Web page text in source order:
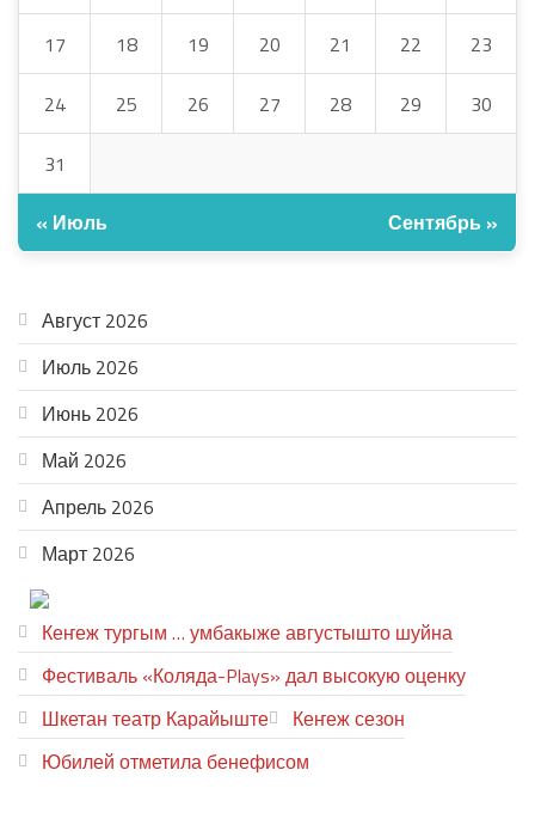
17 18 19 20 21 22 23
24 25 26 27 28 29 30
31
« Июль Сентябрь »
Август 2026
Июль 2026
Июнь 2026
Май 2026
Апрель 2026
Март 2026
Кеҥеж тургым … умбакыже августышто шуйна
Фестиваль «Коляда-Plays» дал высокую оценку
Шкетан театр Карайыште
Кеҥеж сезон
Юбилей отметила бенефисом